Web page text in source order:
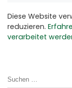
Diese Website
reduzieren.
verarbeitet
SUCHE